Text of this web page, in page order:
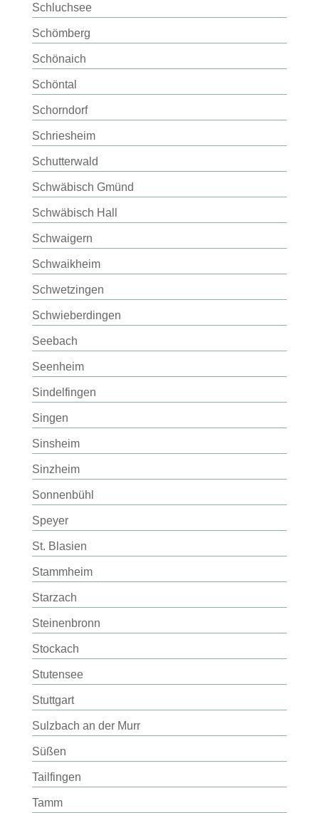
Schluchsee
Schömberg
Schönaich
Schöntal
Schorndorf
Schriesheim
Schutterwald
Schwäbisch Gmünd
Schwäbisch Hall
Schwaigern
Schwaikheim
Schwetzingen
Schwieberdingen
Seebach
Seenheim
Sindelfingen
Singen
Sinsheim
Sinzheim
Sonnenbühl
Speyer
St. Blasien
Stammheim
Starzach
Steinenbronn
Stockach
Stutensee
Stuttgart
Sulzbach an der Murr
Süßen
Tailfingen
Tamm